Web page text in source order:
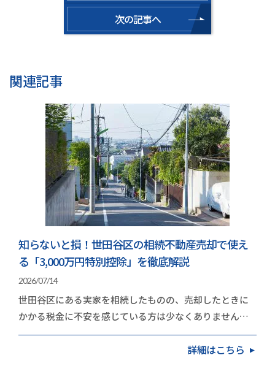
次の記事へ
関連記事
知らないと損！世田谷区の相続不動産売却で使え
る「3,000万円特別控除」を徹底解説
2026/07/14
世田谷区にある実家を相続したものの、売却したときに
かかる税金に不安を感じている方は少なくありません。
地価の高いエリアだけに、取得費や譲渡費用を差し引…
詳細はこちら